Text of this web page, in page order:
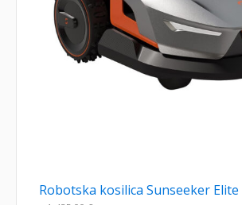
Robotska kosilica Sunseeker Elite